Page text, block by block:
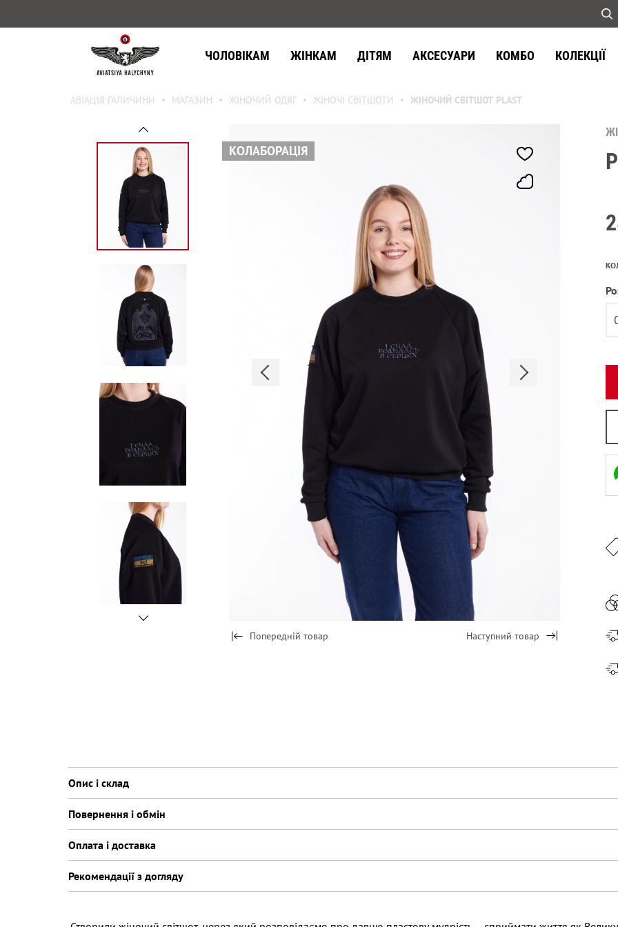
ЧОЛОВІКАМ ЖІНКАМ ДІТЯМ АКСЕСУАРИ КОМБО КОЛЕКЦІЇ
АВІАЦІЯ ГАЛИЧИНИ МАГАЗИН ЖІНОЧИЙ ОДЯГ ЖІНОЧІ СВІТШОТИ ЖІНОЧИЙ СВІТШОТ PLAST
КОЛАБОРАЦІЯ
Попередній товар Наступний товар
Опис і склад
Повернення і обмін
Оплата і доставка
Рекомендації з догляду